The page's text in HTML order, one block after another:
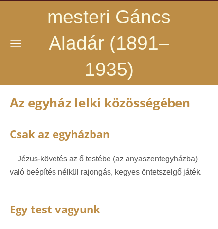
mesteri Gáncs
Aladár (1891–
1935)
Az egyház lelki közösségében
Csak az egyházban
Jézus-követés az ő testébe (az anyaszentegyházba)
való beépítés nélkül rajongás, kegyes öntetszelgő játék.
Egy test vagyunk